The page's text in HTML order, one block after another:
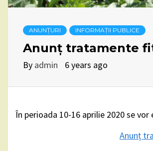
ANUNȚURI INFORMAȚII PUBLICE
Anunț tratamente
By admin 6 years ago
În perioada 10-16 aprilie 2020 se
Anunț